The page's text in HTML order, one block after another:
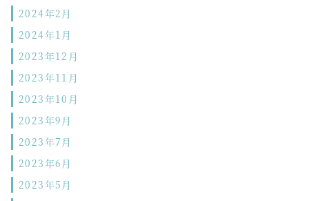
2024年2月
2024年1月
2023年12月
2023年11月
2023年10月
2023年9月
2023年7月
2023年6月
2023年5月